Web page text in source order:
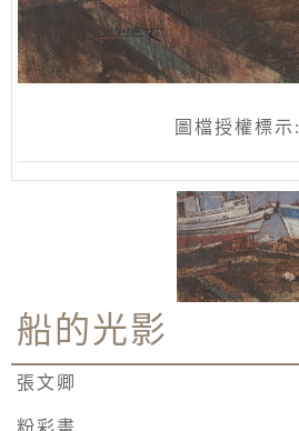
圖檔授權標示:
船的光影
張文卿
粉彩畫